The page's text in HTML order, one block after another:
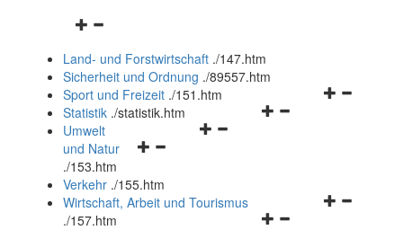
Navigationsmenü
und
schließen
Land- und Forstwirtschaft ./147.htm
Sicherheit und Ordnung ./89557.htm
Navigationsmenü
Sport und Freizeit ./151.htm
Navigationsmenü
Statistik ./statistik.htm
Navigationsmenü
und
schließen
Umwelt
und Natur
./153.htm
Verkehr ./155.htm
Navigationsmenü
Wirtschaft, Arbeit und Tourismus
./157.htm